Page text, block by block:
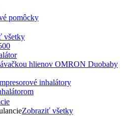
pomôcky
všetky
Zobraziť všetky